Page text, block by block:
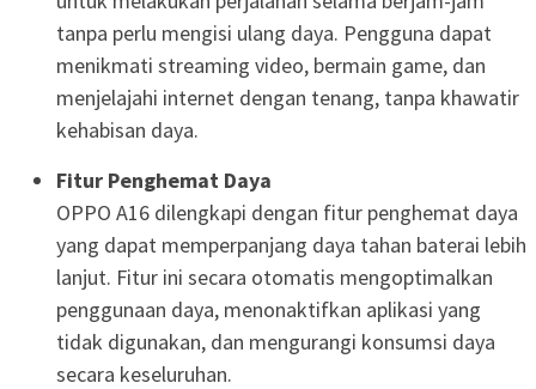
tanpa perlu mengisi ulang daya. Pengguna dapat
menikmati streaming video, bermain game, dan
menjelajahi internet dengan tenang, tanpa khawatir
kehabisan daya.
Fitur Penghemat Daya
OPPO A16 dilengkapi dengan fitur penghemat daya
yang dapat memperpanjang daya tahan baterai lebih
lanjut. Fitur ini secara otomatis mengoptimalkan
penggunaan daya, menonaktifkan aplikasi yang
tidak digunakan, dan mengurangi konsumsi daya
secara keseluruhan.